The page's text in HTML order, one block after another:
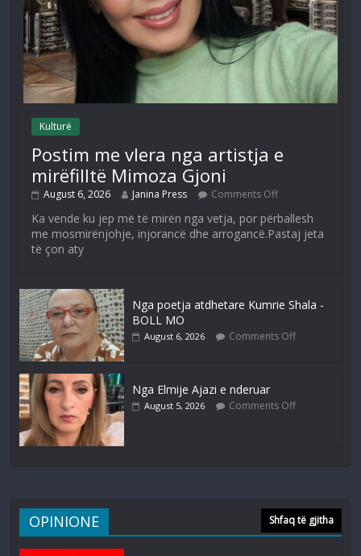
Kulturë
Postim me vlera nga artistja e
mirëfilltë Mimoza Gjoni
August 6, 2026 Janina Press Comments Off
Ka vende ku jep më të mirën nga vetja, por përballesh
me mosmirënjohje, injorancë dhe arrogancë.Pastaj jeta
të çon aty
Nga poetja atdhetare Kumrie Shala -
BOLL MO
August 6, 2026 Comments Off
Nga Elmije Ajazi e nderuar
August 5, 2026 Comments Off
OPINIONE Shfaq të gjitha